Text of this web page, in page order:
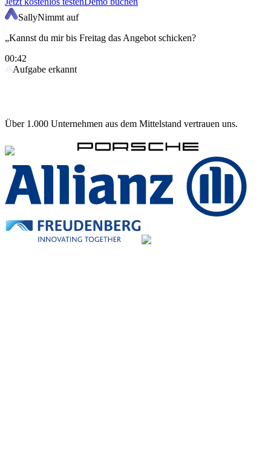
SallyNimmt auf
„Kannst du mir bis Freitag das Angebot schicken?
00:42
Aufgabe erkannt
Über 1.000 Unternehmen aus dem Mittelstand vertrauen uns.